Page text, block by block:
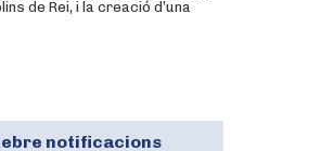
de Rei, i la creació d’una
notificacions